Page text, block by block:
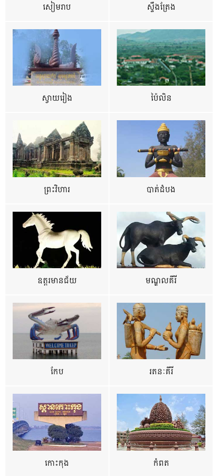
សៀមរាប ស្ទឹងត្រែង
ស្វាយរៀង ប៉ៃលិន
ព្រះវិហារ បាត់ដំបង
ឧត្ដរមានជ័យ មណ្ឌលគីរី
កែប រតនៈគីរី
កោះកុង កំពត